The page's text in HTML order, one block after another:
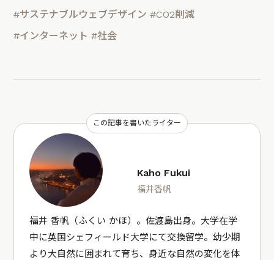
#サステナブルウェブデザイン #CO2削減
#インターネット #社会
この記事を書いたライター
Kaho Fukui
福井香帆
福井 香帆（ふくい かほ）。佐渡島出身。大学在学
中に英国シェフィールド大学にて交換留学。幼少期
より大自然に囲まれて育ち、身近な自然の変化を体